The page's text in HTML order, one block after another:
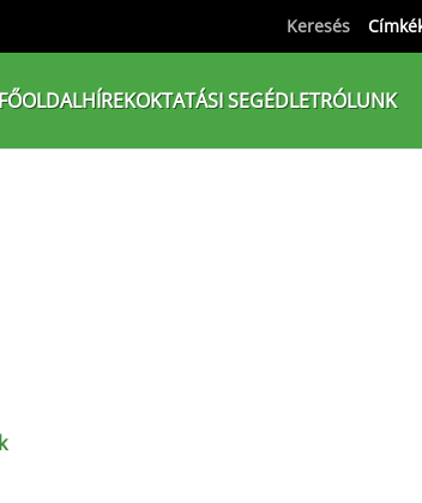
Keresés
FŐOLDALHÍREKOKTATÁSI SEGÉDLETRÓLUNK